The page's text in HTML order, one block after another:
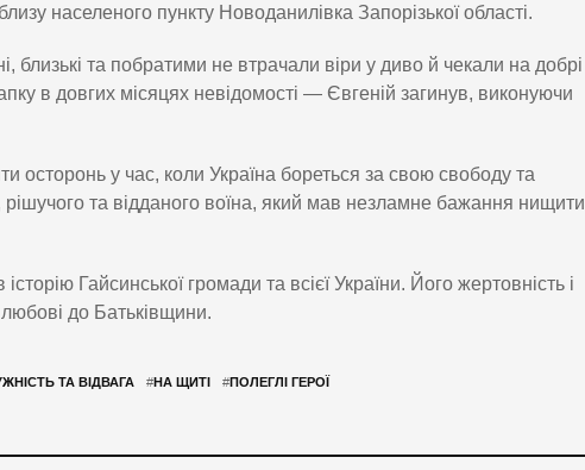
населеного пункту Новоданилівка Запорізької області.
близькі та побратими не втрачали віри у диво й чекали на добрі
в довгих місяцях невідомості — Євгеній загинув, виконуючи
осторонь у час, коли Україна бореться за свою свободу та
та відданого воїна, який мав незламне бажання нищити
Гайсинської громади та всієї України. Його жертовність і
до Батьківщини.
ТА ВІДВАГА #НА ЩИТІ #ПОЛЕГЛІ ГЕРОЇ